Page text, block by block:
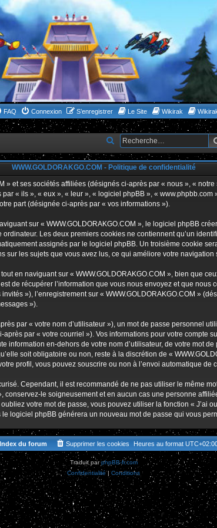
FAQ Connexion S’enregistrer Le Site Wikirak
e
c
h
e
c
e
WWW.GOLDORAKGO.COM - Politique de confidentialité
et ses sociétés affiliées (désignés ci-après par « nous », « notre
« ils », « eux », « leur », « logiciel phpBB », «
part (désignée ci-après par « vos informations »).
sur « WWW.GOLDORAKGO.COM », le logiciel phpBB
Les deux premiers cookies ne contiennent qu’un
assignés par le logiciel phpBB. Un troisième cookie
sur les sujets que vous avez lus, ce qui améliore votre navigation
en naviguant sur « WWW.GOLDORAKGO.COM », bien que
de récupérer l’information que vous nous envoyez et que nous
»), l’enregistrement sur « WWW.GOLDORAKGO.COM »
»).
par « votre nom d’utilisateur »), un mot de passe personnel
par « votre courriel »). Vos informations pour votre compte
information en-dehors de votre nom d’utilisateur, de votre mot
soit obligatoire ou non, reste à la discrétion de «
profil, vous pouvez souscrire ou non à l’envoi automatique de
Cependant, il est recommandé de ne pas utiliser le même
conservez-le soigneusement et en aucun cas une personne
votre mot de passe, vous pouvez utiliser la fonction « J’ai
logiciel phpBB générera un nouveau mot de passe qui vous
Index du forum Heures au format
Supprimer les cookies
Traduit parphpBB-fr.com
Confidentialité|Conditions